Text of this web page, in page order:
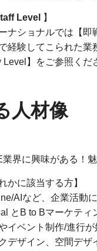
Level
】
ナショナルでは【即
経験してこられた業
】をご参照くだ
人材像
業界に興味がある！
かに該当する方】
AIなど、企業活動
とB to Bマーケテ
イベント制作/進行
デザイン、空間デ